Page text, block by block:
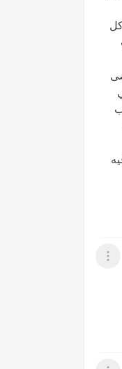
عرض القائمة